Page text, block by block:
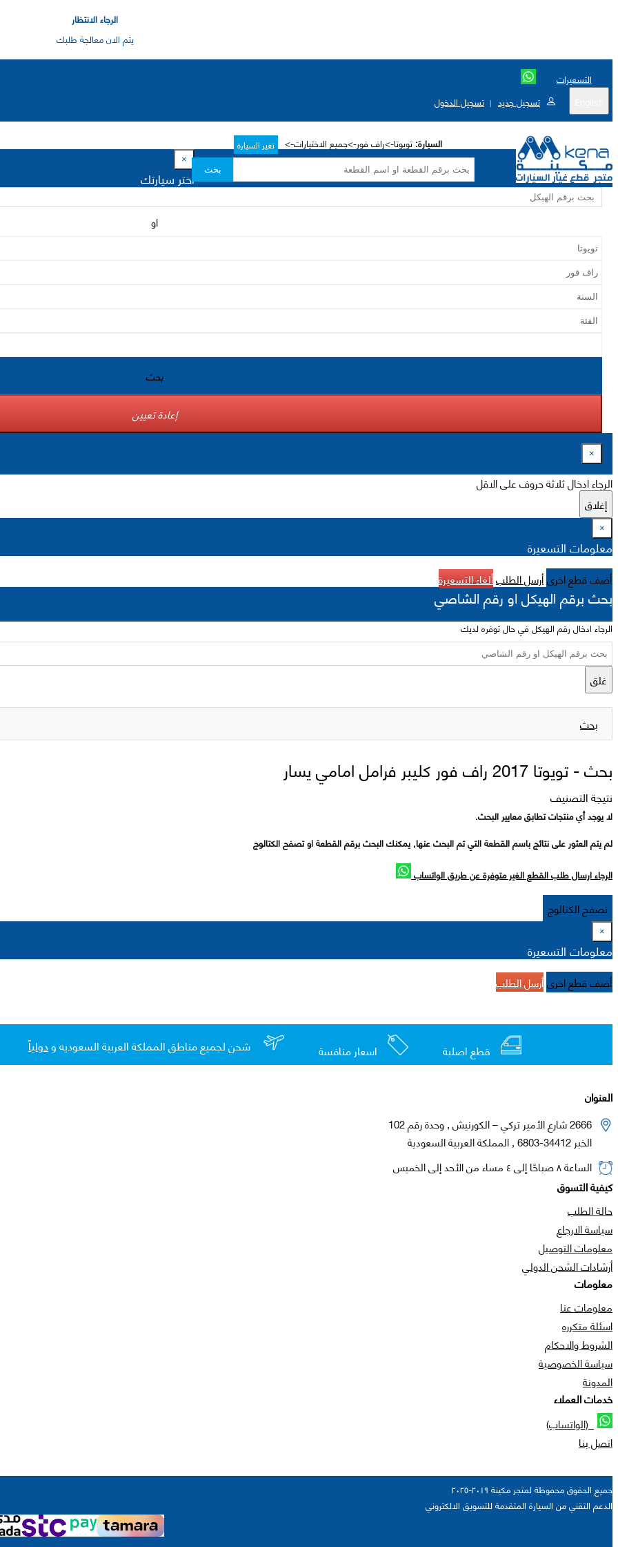
الرجاء الانتظار
يتم الان معالجة طلبك
التسعيرات
تسجيل جديد | تسجيل الدخول
السيارة: تويوتا->راف فور->جميع الاختيارات-> تغير السيارة
بحث
×
اختر سيارتك
او
بحث
إعادة تعيين
×
الرجاء ادخال ثلاثة حروف على الاقل
إغلاق
×
معلومات التسعيرة
أضف قطع اخرىأرسل الطلبألغاء التسعيرة
بحث برقم الهيكل او رقم الشاصي
الرجاء ادخال رقم الهيكل في حال توفره لديك
غلق
بحث
بحث -تويوتا 2017 راف فور كليبر فرامل امامي يسار
نتيجة التصنيف
لا يوجد أي منتجات تطابق معايير البحث.
لم يتم العثور على نتائج باسم القطعة التي تم البحث عنها, يمكنك البحث برقم القطعة او تصفح الكتالوج
الرجاء ارسال طلب القطع الغير متوفرة عن طريق الواتساب
تصفح الكتالوج
×
معلومات التسعيرة
أضف قطع اخرىأرسل الطلب
قطع اصلية اسعار منافسة شحن لجميع مناطق المملكة العربية السعوديه ودولياً
العنوان
2666 شارع الأمير تركي – الكورنيش , وحدة رقم 102
الخبر 34412-6803 , المملكة العربية السعودية
الساعة ٨ صباحًا إلى ٤ مساء من الأحد إلى الخميس
كيفية التسوق
حالة الطلب
سياسة الارجاع
معلومات التوصيل
أرشادات الشحن الدولي
معلومات
معلومات عنا
اسئلة متكرره
الشروط والاحكام
سياسة الخصوصية
المدونة
خدمات العملاء
(الواتساب)
اتصل بنا
جميع الحقوق محفوظة لمتجر مكينة ٢٠١٩-٢٠٢٥
الدعم التقني من السيارة المتقدمة للتسويق الالكتروني